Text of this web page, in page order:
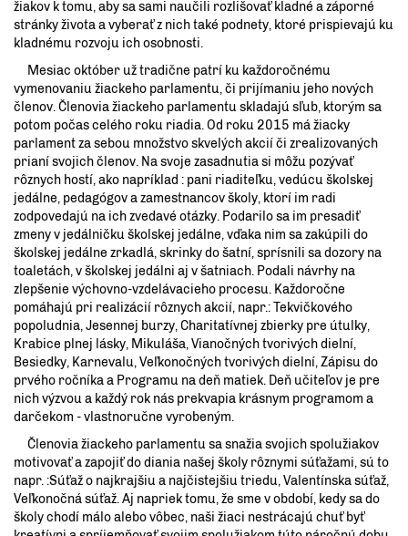
žiakov k tomu, aby sa sami naučili rozlišovať kladné a záporné
stránky života a vyberať z nich také podnety, ktoré prispievajú ku
kladnému rozvoju ich osobnosti.
Mesiac október už tradične patrí ku každoročnému
vymenovaniu žiackeho parlamentu, či prijímaniu jeho nových
členov. Členovia žiackeho parlamentu skladajú sľub, ktorým sa
potom počas celého roku riadia. Od roku 2015 má žiacky
parlament za sebou množstvo skvelých akcií či zrealizovaných
prianí svojich členov. Na svoje zasadnutia si môžu pozývať
rôznych hostí, ako napríklad : pani riaditeľku, vedúcu školskej
jedálne, pedagógov a zamestnancov školy, ktorí im radi
zodpovedajú na ich zvedavé otázky. Podarilo sa im presadiť
zmeny v jedálničku školskej jedálne, vďaka nim sa zakúpili do
školskej jedálne zrkadlá, skrinky do šatní, sprísnili sa dozory na
toaletách, v školskej jedálni aj v šatniach. Podali návrhy na
zlepšenie výchovno-vzdelávacieho procesu. Každoročne
pomáhajú pri realizácií rôznych akcií, napr.: Tekvičkového
popoludnia, Jesennej burzy, Charitatívnej zbierky pre útulky,
Krabice plnej lásky, Mikuláša, Vianočných tvorivých dielní,
Besiedky, Karnevalu, Veľkonočných tvorivých dielní, Zápisu do
prvého ročníka a Programu na deň matiek. Deň učiteľov je pre
nich výzvou a každý rok nás prekvapia krásnym programom a
darčekom - vlastnoručne vyrobeným.
Členovia žiackeho parlamentu sa snažia svojich spolužiakov
motivovať a zapojiť do diania našej školy rôznymi súťažami, sú to
napr. :Súťaž o najkrajšiu a najčistejšiu triedu, Valentínska súťaž,
Veľkonočná súťaž. Aj napriek tomu, že sme v období, kedy sa do
školy chodí málo alebo vôbec, naši žiaci nestrácajú chuť byť